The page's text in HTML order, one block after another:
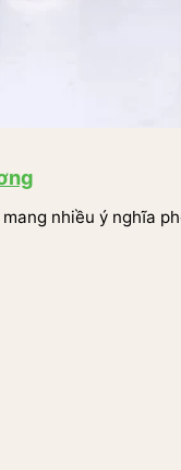
nhiều ý nghĩa